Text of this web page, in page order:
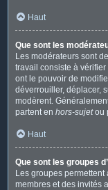
Haut
Que sont les
Les modérateurs sont
travail consiste à
ont le pouvoir de
déverrouiller, déplacer,
modèrent.
partent en hors-sujetou
Haut
Que sont les groupes
Les groupes permettent
membres et des invités